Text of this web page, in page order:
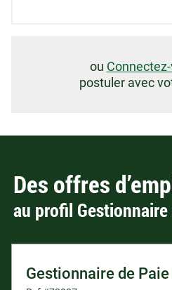
ou
postuler avec
Des offres
au profil
Gestionnaire de